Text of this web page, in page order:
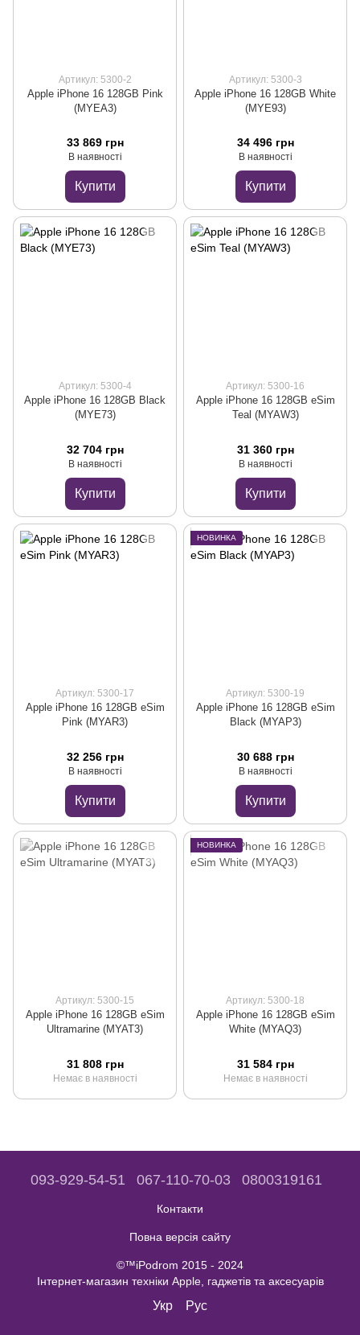
Артикул: 5300-2
Apple iPhone 16 128GB Pink
(MYEA3)
33 869 грн
В наявності
Купити
Артикул: 5300-3
Apple iPhone 16 128GB White
(MYE93)
34 496 грн
В наявності
Купити
Артикул: 5300-4
Apple iPhone 16 128GB Black
(MYE73)
32 704 грн
В наявності
Купити
Артикул: 5300-16
Apple iPhone 16 128GB eSim
Teal (MYAW3)
31 360 грн
В наявності
Купити
Артикул: 5300-17
Apple iPhone 16 128GB eSim
Pink (MYAR3)
32 256 грн
В наявності
Купити
НОВИНКА
Артикул: 5300-19
Apple iPhone 16 128GB eSim
Black (MYAP3)
30 688 грн
В наявності
Купити
Артикул: 5300-15
Apple iPhone 16 128GB eSim
Ultramarine (MYAT3)
31 808 грн
Немає в наявності
НОВИНКА
Артикул: 5300-18
Apple iPhone 16 128GB eSim
White (MYAQ3)
31 584 грн
Немає в наявності
093-929-54-51 067-110-70-03 0800319161
Контакти
Повна версія сайту
©™iPodrom 2015 - 2024
Інтернет-магазин техніки Apple, гаджетів та аксесуарів
Укр Рус